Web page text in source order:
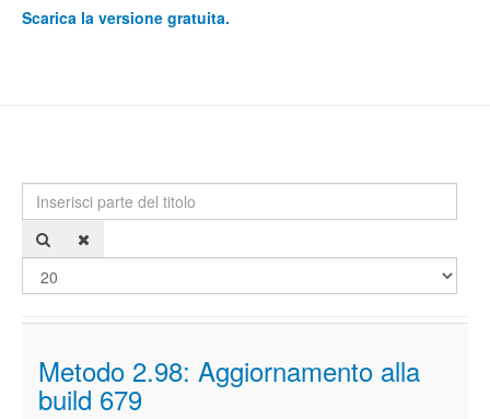
Scarica la versione gratuita.
Inserisci parte del titolo
Metodo 2.98: Aggiornamento alla
build 679